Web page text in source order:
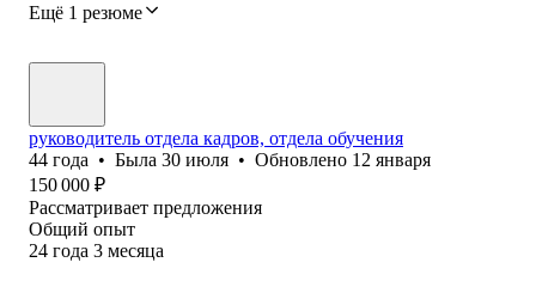
Ещё 1 резюме
руководитель отдела кадров, отдела обучения
44 года • Была 30 июля • Обновлено 12 января
150 000 ₽
Рассматривает предложения
Общий опыт
24 года 3 месяца